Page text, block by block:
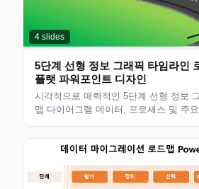
4 slides
5단계 선형 정보 그래픽 타임라인
플랫 파워포인트 디자인
시각적으로 매력적인 5단계 선형 정보
맵 다이어그램 데이터, 프로세스 및 주
스 전략 프레젠테이션, 고객 제안, 팀 회